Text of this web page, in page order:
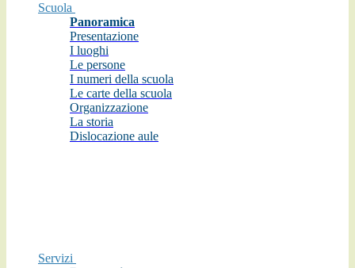
Scuola
Panoramica
Presentazione
I luoghi
Le persone
I numeri della scuola
Le carte della scuola
Organizzazione
La storia
Dislocazione aule
Servizi